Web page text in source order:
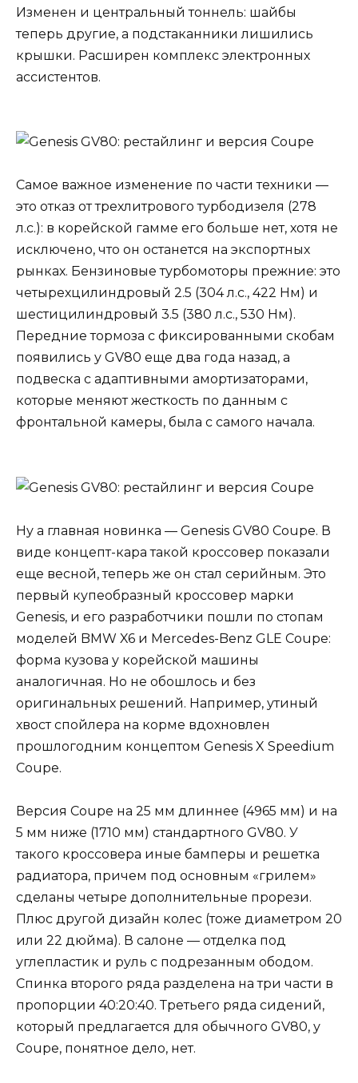
Изменен и центральный тоннель: шайбы
теперь другие, а подстаканники лишились
крышки. Расширен комплекс электронных
ассистентов.
Самое важное изменение по части техники —
это отказ от трехлитрового турбодизеля (278
л.с.): в корейской гамме его больше нет, хотя не
исключено, что он останется на экспортных
рынках. Бензиновые турбомоторы прежние: это
четырехцилиндровый 2.5 (304 л.с., 422 Нм) и
шестицилиндровый 3.5 (380 л.с., 530 Нм).
Передние тормоза с фиксированными скобам
появились у GV80 еще два года назад, а
подвеска с адаптивными амортизаторами,
которые меняют жесткость по данным с
фронтальной камеры, была с самого начала.
Ну а главная новинка — Genesis GV80 Coupe. В
виде концепт-кара такой кроссовер показали
еще весной, теперь же он стал серийным. Это
первый купеобразный кроссовер марки
Genesis, и его разработчики пошли по стопам
моделей BMW X6 и Mercedes-Benz GLE Coupe:
форма кузова у корейской машины
аналогичная. Но не обошлось и без
оригинальных решений. Например, утиный
хвост спойлера на корме вдохновлен
прошлогодним концептом Genesis X Speedium
Coupe.
Версия Coupe на 25 мм длиннее (4965 мм) и на
5 мм ниже (1710 мм) стандартного GV80. У
такого кроссовера иные бамперы и решетка
радиатора, причем под основным «грилем»
сделаны четыре дополнительные прорези.
Плюс другой дизайн колес (тоже диаметром 20
или 22 дюйма). В салоне — отделка под
углепластик и руль с подрезанным ободом.
Спинка второго ряда разделена на три части в
пропорции 40:20:40. Третьего ряда сидений,
который предлагается для обычного GV80, у
Coupe, понятное дело, нет.